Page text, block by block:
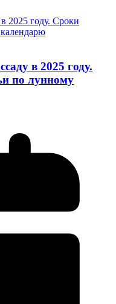
в 2025 году.
по лунному